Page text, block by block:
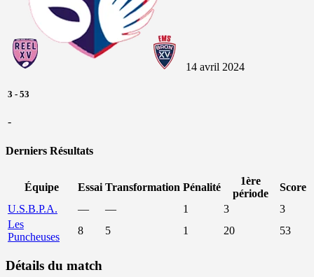
14 avril 2024
3 - 53
-
Derniers Résultats
Équipe Essai Transformation Pénalité
1ère
période
Score
U.S.B.P.A.
— — 1 3
3
Les
Puncheuses
8 5 1 20 53
Détails du match